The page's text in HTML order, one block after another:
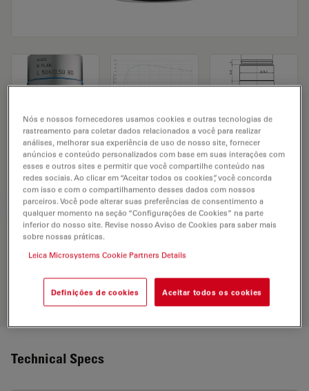
Microscope Objective N PLAN L 50x/0,50
BD
SOLICITAÇÃO DE ORÇAMENTO
Discover the perfect solution. Explore
alternatives, and find the best fit for
your needs.
Technical Specs
Nós e nossos fornecedores usamos cookies e outras tecnologias de
rastreamento para coletar dados relacionados a você para realizar
análises, melhorar sua experiência de uso de nosso site, fornecer
anúncios e conteúdo personalizados com base em suas interações com
esses e outros sites e permitir que você compartilhe conteúdo nas
redes sociais. Ao clicar em “Aceitar todos os cookies”, você concorda
com isso e com o compartilhamento desses dados com nossos
parceiros. Você pode alterar suas preferências de consentimento a
qualquer momento na seção “Configurações de Cookies” na parte
inferior do nosso site. Revise nosso Aviso de Cookies para saber mais
sobre nossas práticas.
Leica Microsystems Cookie Partners Details
Definições de cookies Aceitar todos os cookies